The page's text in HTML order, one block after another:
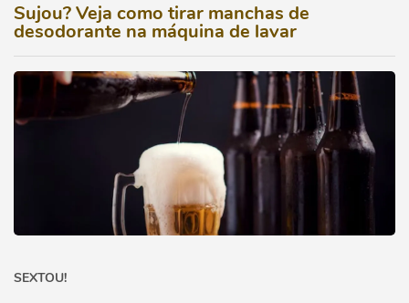
Sujou? Veja como tirar manchas de
desodorante na máquina de lavar
SEXTOU!